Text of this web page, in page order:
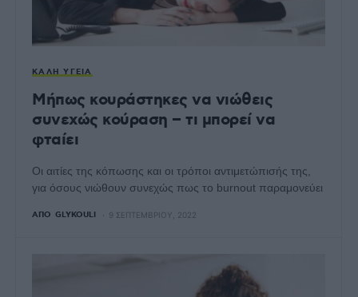
ΚΑΛΉ ΥΓΕΊΑ
Μήπως κουράστηκες να νιώθεις
συνεχώς κούραση – τι μπορεί να
φταίει
Οι αιτίες της κόπωσης και οι τρόποι αντιμετώπισής της,
για όσους νιώθουν συνεχώς πως το burnout παραμονεύει
ΑΠΌ GLYKOULI 9 ΣΕΠΤΕΜΒΡΊΟΥ, 2022